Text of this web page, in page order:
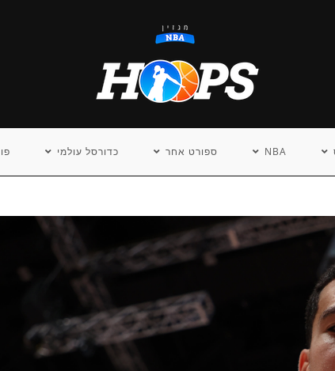
NBA ספורט אחר כדורסל עולמי